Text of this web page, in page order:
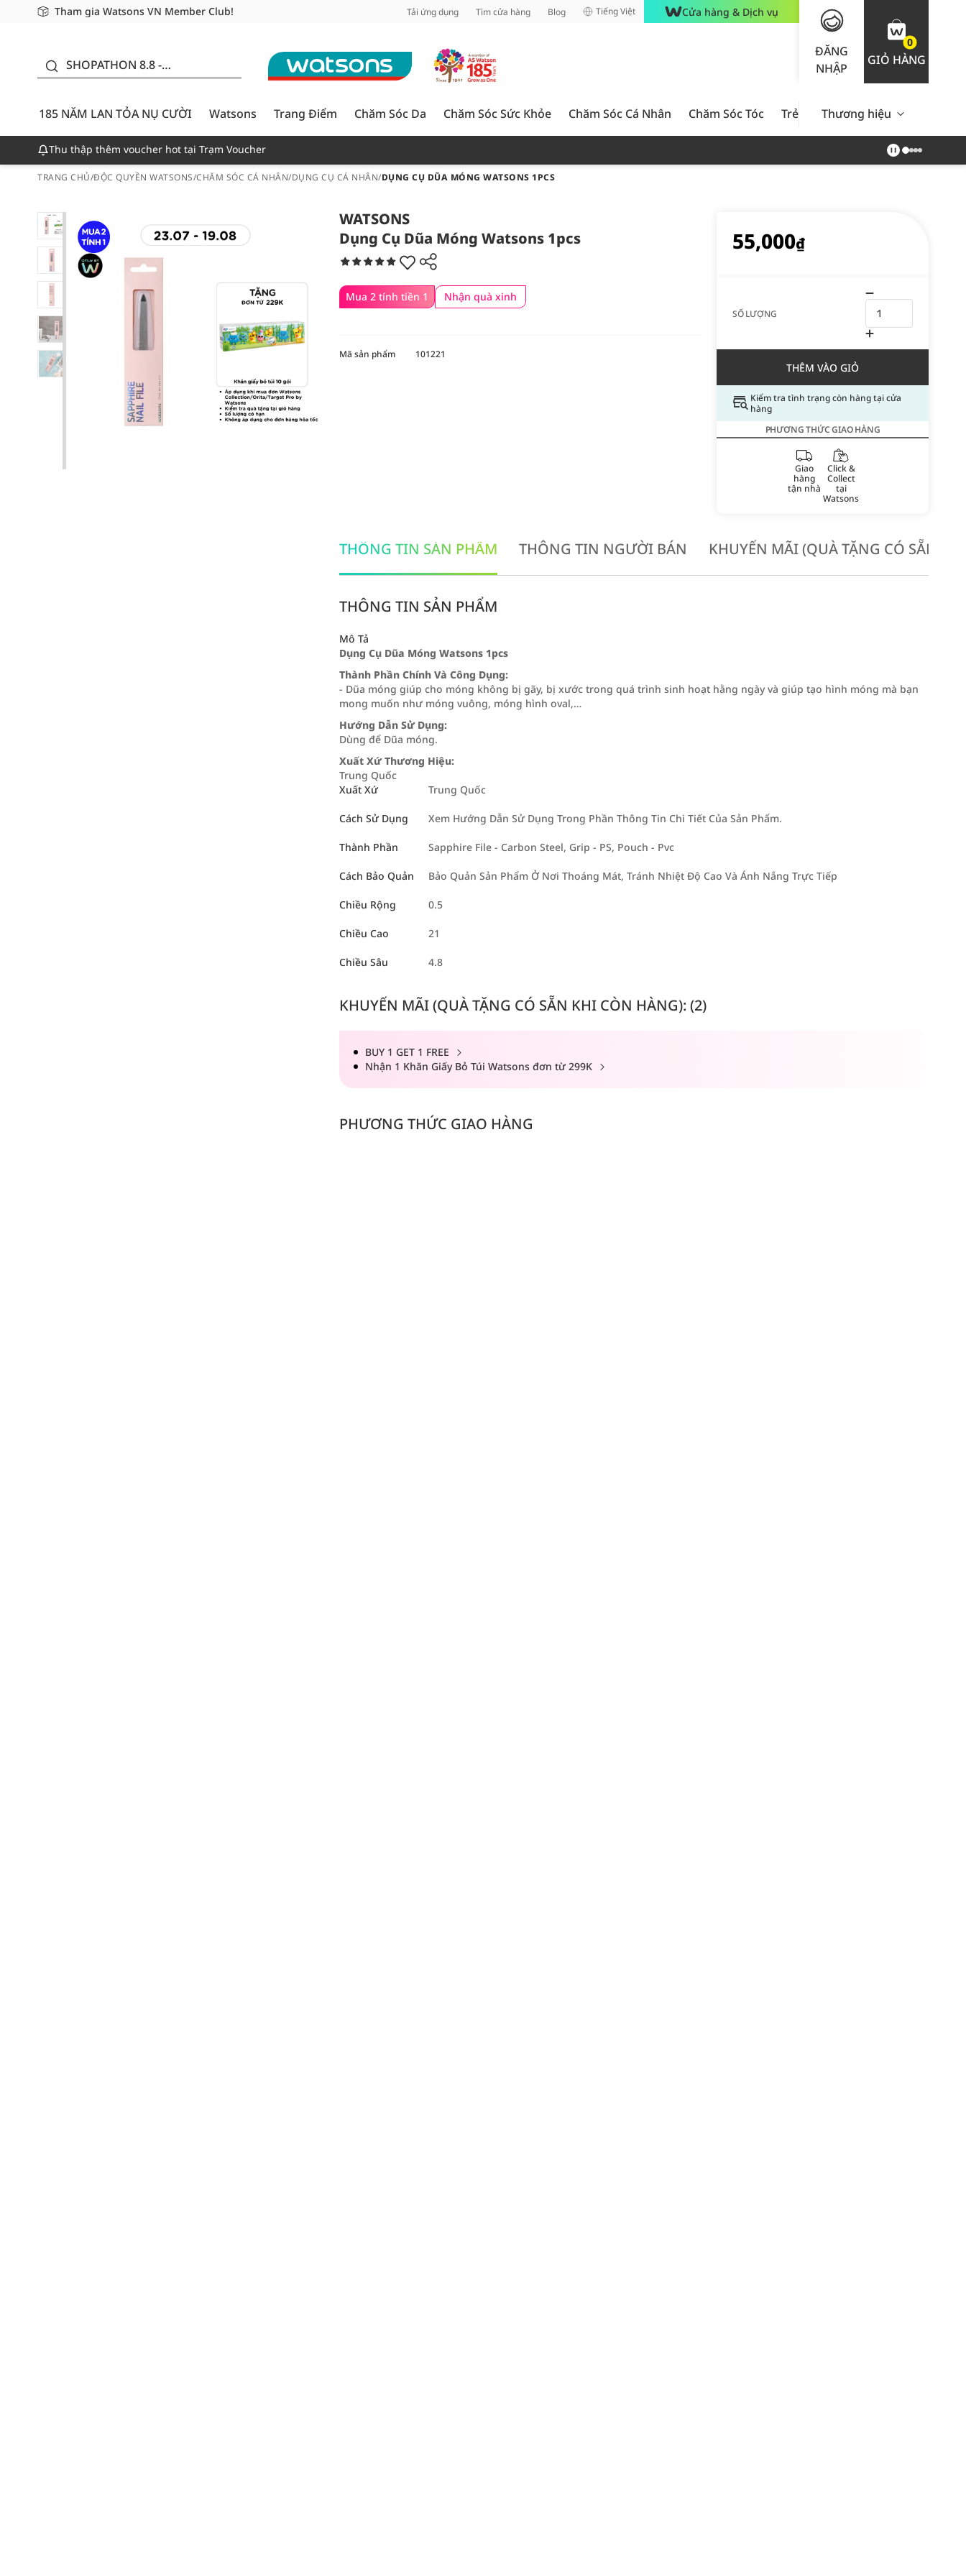
Tham gia Watsons VN Member Club!
Miễn phí giao hàng cho đơn hàng từ 249,000Đ
Giao hàng nhanh 24h - Áp dụng khu vực TP. Hồ Chí Minh Tải ứng dụng Tìm cửa hàng Blog Tiếng Việt Cửa hàng & Dịch vụ
ĐĂNG
NHẬP
0
GIỎ HÀNG
SHOPATHON 8.8 -
CƯỜI - GIẢM ĐẾN
50%
185 NĂM LAN TỎA NỤ CƯỜI
Watsons Trang Điểm Chăm Sóc Da Chăm Sóc Sức Khỏe Chăm Sóc Cá Nhân Chăm Sóc Tóc Trẻ Em Nam Giới Chăm Sóc
Thương hiệu
Thu thập thêm voucher hot tại Trạm Voucher
TRANG CHỦ/ĐỘC QUYỀN WATSONS/CHĂM SÓC CÁ NHÂN/DỤNG CỤ CÁ NHÂN/DỤNG CỤ DŨA MÓNG WATSONS 1PCS
WATSONS
Dụng Cụ Dũa Móng Watsons 1pcs
Mua 2 tính tiền 1 Nhận quà xinh
55,000₫
SỐ LƯỢNG
THÊM VÀO GIỎ
Kiểm tra tình trạng còn hàng tại cửa
hàng
PHƯƠNG THỨC GIAO HÀNG
Giao
hàng
tận nhà
Click &
Collect
tại
Watsons
Mã sản phẩm 101221
THÔNG TIN SẢN PHẨM THÔNG TIN NGƯỜI BÁN KHUYẾN MÃI (QUÀ TẶNG CÓ SẴN
THÔNG TIN SẢN PHẨM
Mô Tả
Dụng Cụ Dũa Móng Watsons 1pcs
Thành Phần Chính Và Công Dụng:
- Dũa móng giúp cho móng không bị gãy, bị xước trong quá trình sinh hoạt hằng ngày và giúp tạo hình móng mà bạn
mong muốn như móng vuông, móng hình oval,…
Hướng Dẫn Sử Dụng:
Dùng để Dũa móng.
Xuất Xứ Thương Hiệu:
Trung Quốc
Xuất Xứ
Trung Quốc
Cách Sử Dụng Xem Hướng Dẫn Sử Dụng Trong Phần Thông Tin Chi Tiết Của Sản Phẩm.
Thành Phần Sapphire File - Carbon Steel, Grip - PS, Pouch - Pvc
Cách Bảo Quản Bảo Quản Sản Phẩm Ở Nơi Thoáng Mát, Tránh Nhiệt Độ Cao Và Ánh Nắng Trực Tiếp
Chiều Rộng 0.5
Chiều Cao 21
Chiều Sâu 4.8
KHUYẾN MÃI (QUÀ TẶNG CÓ SẴN KHI CÒN HÀNG): (2)
BUY 1 GET 1 FREE
Nhận 1 Khăn Giấy Bỏ Túi Watsons đơn từ 299K
PHƯƠNG THỨC GIAO HÀNG